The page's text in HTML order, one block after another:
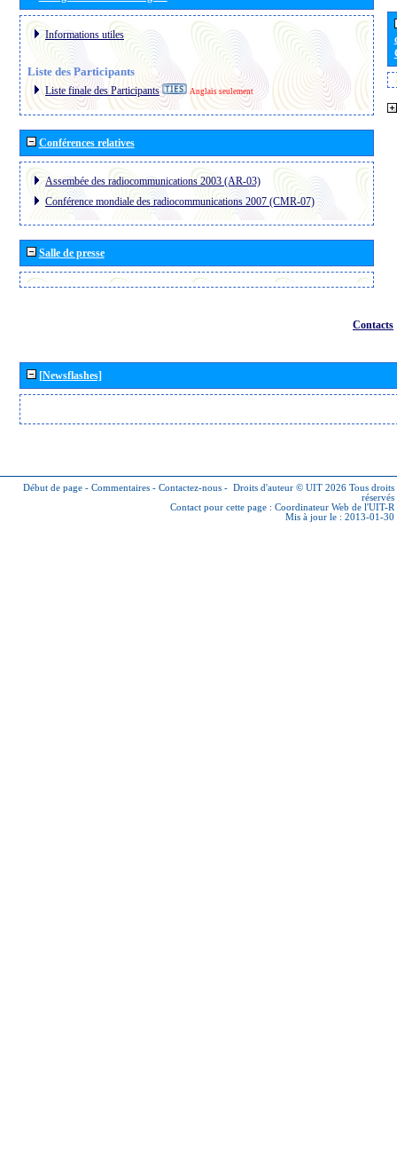
Informations utiles
Liste des Participants
Liste finale des Participants Anglais seulement
Conférences relatives
Assembée des radiocommunications 2003 (AR-03)
Conférence mondiale des radiocommunications 2007 (CMR-07)
Salle de presse
Contacts
[Newsflashes]
Début de page - Commentaires - Contactez-nous - Droits d'auteur © UIT 2026 Tous droits
réservés
Contact pour cette page : Coordinateur Web de l'UIT-R
Mis à jour le : 2013-01-30